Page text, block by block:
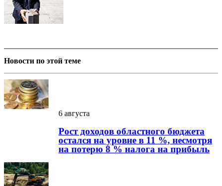
Новости по этой теме
6 августа
Рост доходов областного бюджета
остался на уровне в 11 %, несмотря
на потерю 8 % налога на прибыль